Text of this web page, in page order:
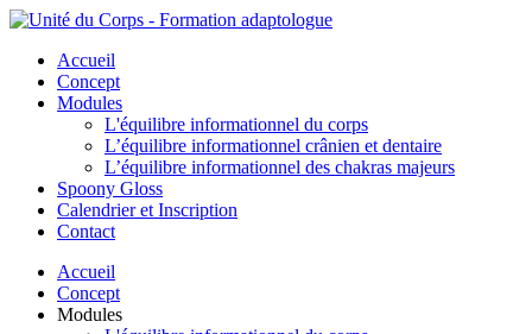
Accueil
Concept
Modules
L'équilibre informationnel du corps
L’équilibre informationnel crânien et dentaire
L’équilibre informationnel des chakras majeurs
Spoony Gloss
Calendrier et Inscription
Contact
Accueil
Concept
Modules